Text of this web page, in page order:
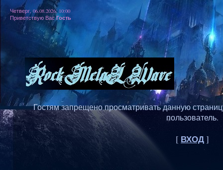
Четверг, 06.08.2026, 10:00
Приветствую Вас Гость
Гостям запрещено просматривать данную
пользователь.
[ ВХОД]